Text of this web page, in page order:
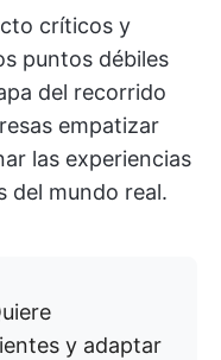
críticos y
puntos débiles
del recorrido
empatizar
las experiencias
del mundo real.
y adaptar